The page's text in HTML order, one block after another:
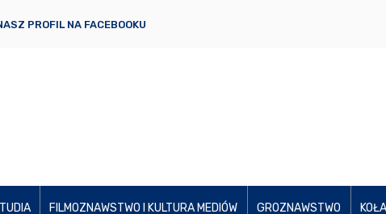
PROFIL NA FACEBOOKU
FILMOZNAWSTWO I KULTURA MEDIÓW GROZNAWSTWO